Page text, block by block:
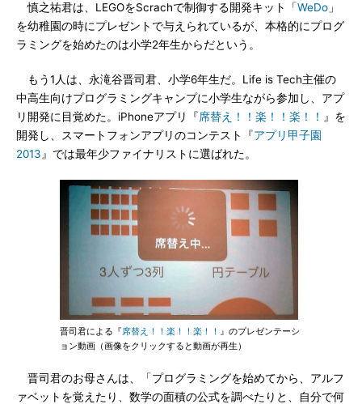
慎之祐君は、LEGOをScrachで制御する開発キット「WeDo 」
を幼稚園の時にプレゼントで与えられているが、本格的にプログ
ラミングを始めたのは小学2年生からだという。
もう1人は、永滝谷晋司君、小学6年生だ。Life is Tech主催の
中高生向けプログラミングキャンプに小学生ながら参加し、アプ
リ開発に目覚めた。iPhoneアプリ『席替え！！楽！！楽！！ 』を
開発し、スマートフォンアプリのコンテスト『アプリ甲子園
2013 』では最年少ファイナリストに選ばれた。
晋司君による『席替え！！楽！！楽！！ 』のプレゼンテーシ
ョン動画（画像をクリックすると動画が再生）
晋司君のお母さんは、「プログラミングを始めてから、アルフ
ァベットを覚えたり、数学の面積の公式を調べたりと、自分で何